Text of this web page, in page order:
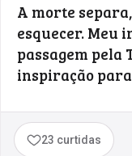
A morte
esquecer. Meu
passagem
inspiração
23 curtidas